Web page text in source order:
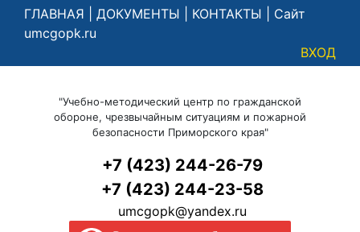
ГЛАВНАЯ ДОКУМЕНТЫ КОНТАКТЫ
Сайт
umcgopk.ru
ВХОД
"Учебно-методический центр по гражданской
обороне, чрезвычайным ситуациям и пожарной
безопасности Приморского края"
+7 (423) 244-26-79
+7 (423) 244-23-58
umcgopk@yandex.ru